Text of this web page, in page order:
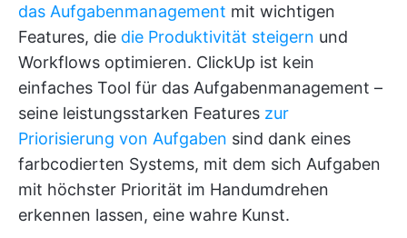
das Aufgabenmanagement mit wichtigen
Features, die die Produktivität steigern und
Workflows optimieren. ClickUp ist kein
einfaches Tool für das Aufgabenmanagement –
seine leistungsstarken Features zur
Priorisierung von Aufgaben sind dank eines
farbcodierten Systems, mit dem sich Aufgaben
mit höchster Priorität im Handumdrehen
erkennen lassen, eine wahre Kunst.